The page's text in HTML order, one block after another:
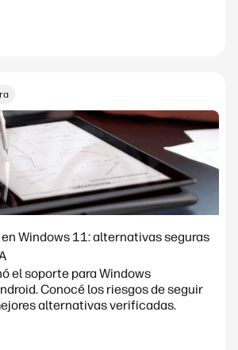
Windows 11: alternativas seguras
el soporte para Windows
Conocé los riesgos de seguir
alternativas verificadas.